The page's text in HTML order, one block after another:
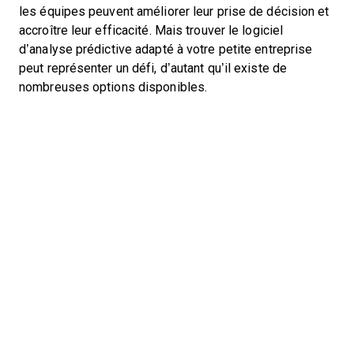
les équipes peuvent améliorer leur prise de décision et
accroître leur efficacité. Mais trouver le logiciel
d’analyse prédictive adapté à votre petite entreprise
peut représenter un défi, d’autant qu’il existe de
nombreuses options disponibles.